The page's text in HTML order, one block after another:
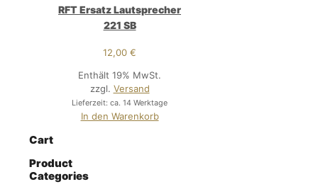
RFT Ersatz Lautsprecher
221 SB
12,00€
Enthält 19% MwSt.
zzgl. Versand
Lieferzeit: ca. 14 Werktage
In den Warenkorb
Cart
Product
Categories